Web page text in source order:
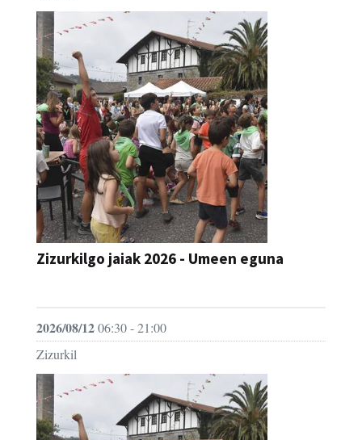
Zizurkilgo jaiak 2026 - Umeen eguna
2026/08/1206:30 - 21:00
Zizurkil